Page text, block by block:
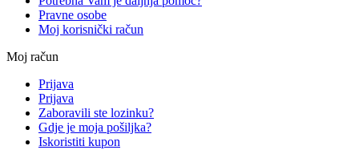
Pravne osobe
Moj korisnički račun
Moj račun
Prijava
Prijava
Zaboravili ste lozinku?
Gdje je moja pošiljka?
Iskoristiti kupon